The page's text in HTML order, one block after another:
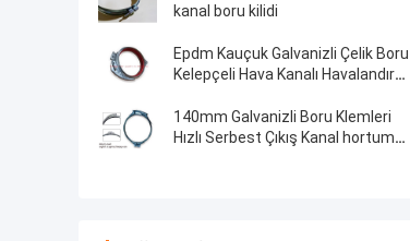
kanal boru kilidi
Epdm Kauçuk Galvanizli Çelik Boru
Kelepçeli Hava Kanalı Havalandırma
140mm Galvanizli Boru Klemleri
Hızlı Serbest Çıkış Kanal hortum